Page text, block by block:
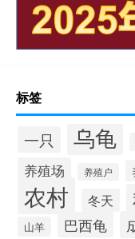
标签
一只 乌龟
养殖场 养殖户
农村 冬天
山羊 巴西龟